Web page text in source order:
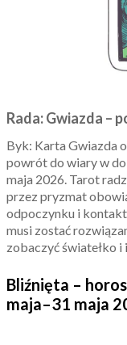
Rada: Gwiazda –
Byk: Karta Gwiazda
powrót do wiary w
maja 2026. Tarot
przez pryzmat
odpoczynku i
musi zostać
zobaczyć światełko i
Bliźnięta –
maja–31 maja